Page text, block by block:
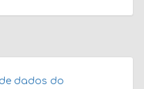
dados do